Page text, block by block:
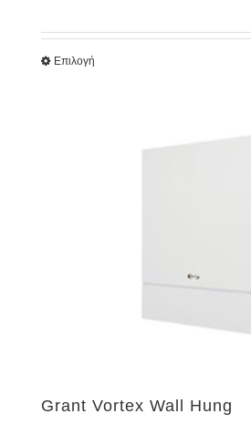
Επιλογή
Grant Vortex Wall Hung